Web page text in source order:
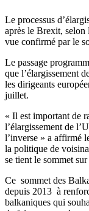
Le processus
après le Brexit, selon
vue confirmé par le
Le passage
que l’élargissement
les dirigeants
juillet.
« Il est important de
l’élargissement de
l’inverse » a affirmé
la politique de
se tient le sommet
Ce sommet des
depuis 2013 à
balkaniques qui